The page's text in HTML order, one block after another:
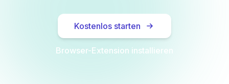
Kostenlos starten
Browser-Extension installieren